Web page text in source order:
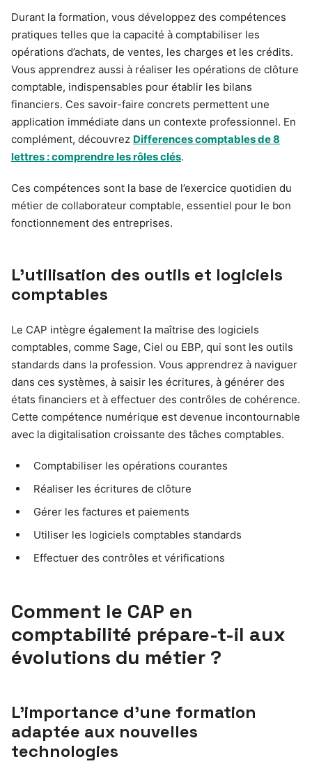
Durant la formation, vous développez des compétences
pratiques telles que la capacité à comptabiliser les
opérations d’achats, de ventes, les charges et les crédits.
Vous apprendrez aussi à réaliser les opérations de clôture
comptable, indispensables pour établir les bilans
financiers. Ces savoir-faire concrets permettent une
application immédiate dans un contexte professionnel. En
complément, découvrez Differences comptables de 8
lettres : comprendre les rôles clés.
Ces compétences sont la base de l’exercice quotidien du
métier de collaborateur comptable, essentiel pour le bon
fonctionnement des entreprises.
L’utilisation des outils et logiciels
comptables
Le CAP intègre également la maîtrise des logiciels
comptables, comme Sage, Ciel ou EBP, qui sont les outils
standards dans la profession. Vous apprendrez à naviguer
dans ces systèmes, à saisir les écritures, à générer des
états financiers et à effectuer des contrôles de cohérence.
Cette compétence numérique est devenue incontournable
avec la digitalisation croissante des tâches comptables.
Comptabiliser les opérations courantes
Réaliser les écritures de clôture
Gérer les factures et paiements
Utiliser les logiciels comptables standards
Effectuer des contrôles et vérifications
Comment le CAP en
comptabilité prépare-t-il aux
évolutions du métier ?
L’importance d’une formation
adaptée aux nouvelles
technologies